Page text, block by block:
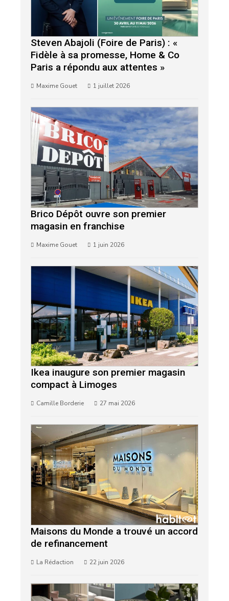
Steven Abajoli (Foire de Paris) : «
Fidèle à sa promesse, Home & Co
Paris a répondu aux attentes »
Maxime Gouet 1 juillet 2026
Brico Dépôt ouvre son premier
magasin en franchise
Maxime Gouet 1 juin 2026
Ikea inaugure son premier magasin
compact à Limoges
Camille Borderie 27 mai 2026
Maisons du Monde a trouvé un accord
de refinancement
La Rédaction 22 juin 2026